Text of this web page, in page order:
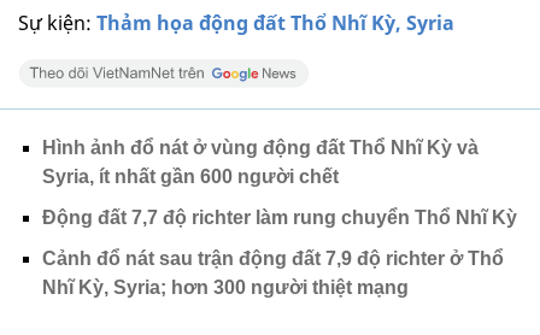
Sự kiện: Thảm họa động đất Thổ Nhĩ Kỳ, Syria
Hình ảnh đổ nát ở vùng động đất Thổ Nhĩ Kỳ và
Syria, ít nhất gần 600 người chết
Động đất 7,7 độ richter làm rung chuyển Thổ Nhĩ Kỳ
Cảnh đổ nát sau trận động đất 7,9 độ richter ở Thổ
Nhĩ Kỳ, Syria; hơn 300 người thiệt mạng